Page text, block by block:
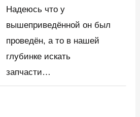
Надеюсь что у
вышеприведённой он был
проведён, а то в нашей
глубинке искать
запчасти…